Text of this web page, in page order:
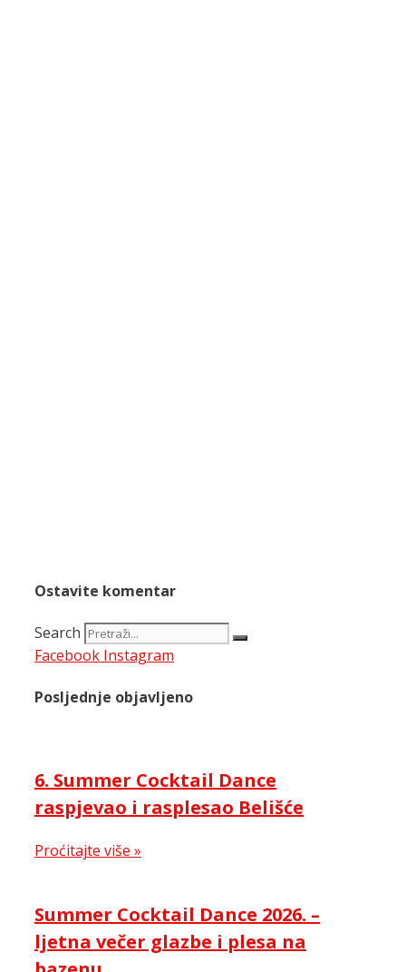
Ostavite komentar
Search
Facebook Instagram
Posljednje objavljeno
6. Summer Cocktail Dance
raspjevao i rasplesao Belišće
Proćitajte više »
Summer Cocktail Dance 2026. –
ljetna večer glazbe i plesa na